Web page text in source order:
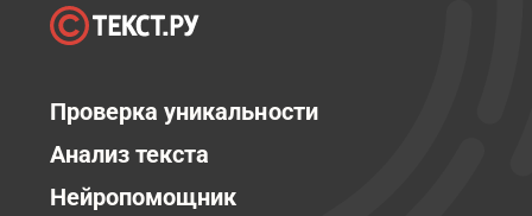
Проверка уникальности
Анализ текста
Нейропомощник